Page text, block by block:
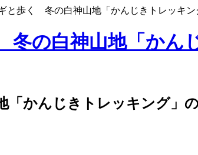
と歩く 冬の白神山地「かんじきトレッキン
の白神山地「かん
「かんじきトレッキング」